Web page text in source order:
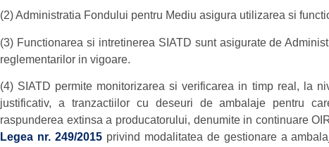
(2) Administratia Fondului pentru Mediu asigura utilizarea si
(3) Functionarea si intretinerea SIATD sunt asigurate de
reglementarilor in vigoare.
(4) SIATD permite monitorizarea si verificarea in timp real, la
justificativ, a tranzactiilor cu deseuri de ambalaje pentru
raspunderea extinsa a producatorului, denumite in continuare
Legea nr. 249/2015privind modalitatea de gestionare a